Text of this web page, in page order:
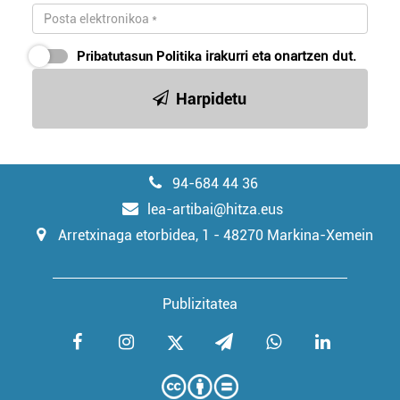
Pribatutasun Politika irakurri eta onartzen dut.
Harpidetu
94-684 44 36
lea-artibai@hitza.eus
Arretxinaga etorbidea, 1 - 48270 Markina-Xemein
Publizitatea